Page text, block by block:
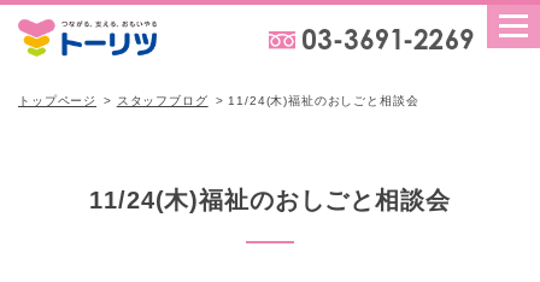
トップページ スタッフブログ 11/24(木)福祉のおしごと相談会
11/24(木)福祉のおしごと相談会